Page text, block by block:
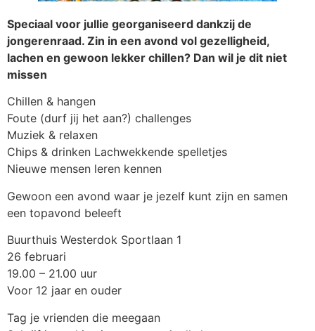
Speciaal voor jullie georganiseerd dankzij de
jongerenraad. Zin in een avond vol gezelligheid,
lachen en gewoon lekker chillen? Dan wil je dit niet
missen
Chillen & hangen
Foute (durf jij het aan?) challenges
Muziek & relaxen
Chips & drinken Lachwekkende spelletjes
Nieuwe mensen leren kennen
Gewoon een avond waar je jezelf kunt zijn en samen
een topavond beleeft
Buurthuis Westerdok Sportlaan 1
26 februari
19.00 – 21.00 uur
Voor 12 jaar en ouder
Tag je vrienden die meegaan